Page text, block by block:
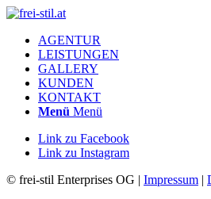
AGENTUR
LEISTUNGEN
GALLERY
KUNDEN
KONTAKT
Menü Menü
Link zu Facebook
Link zu Instagram
© frei-stil Enterprises OG | Impressum |